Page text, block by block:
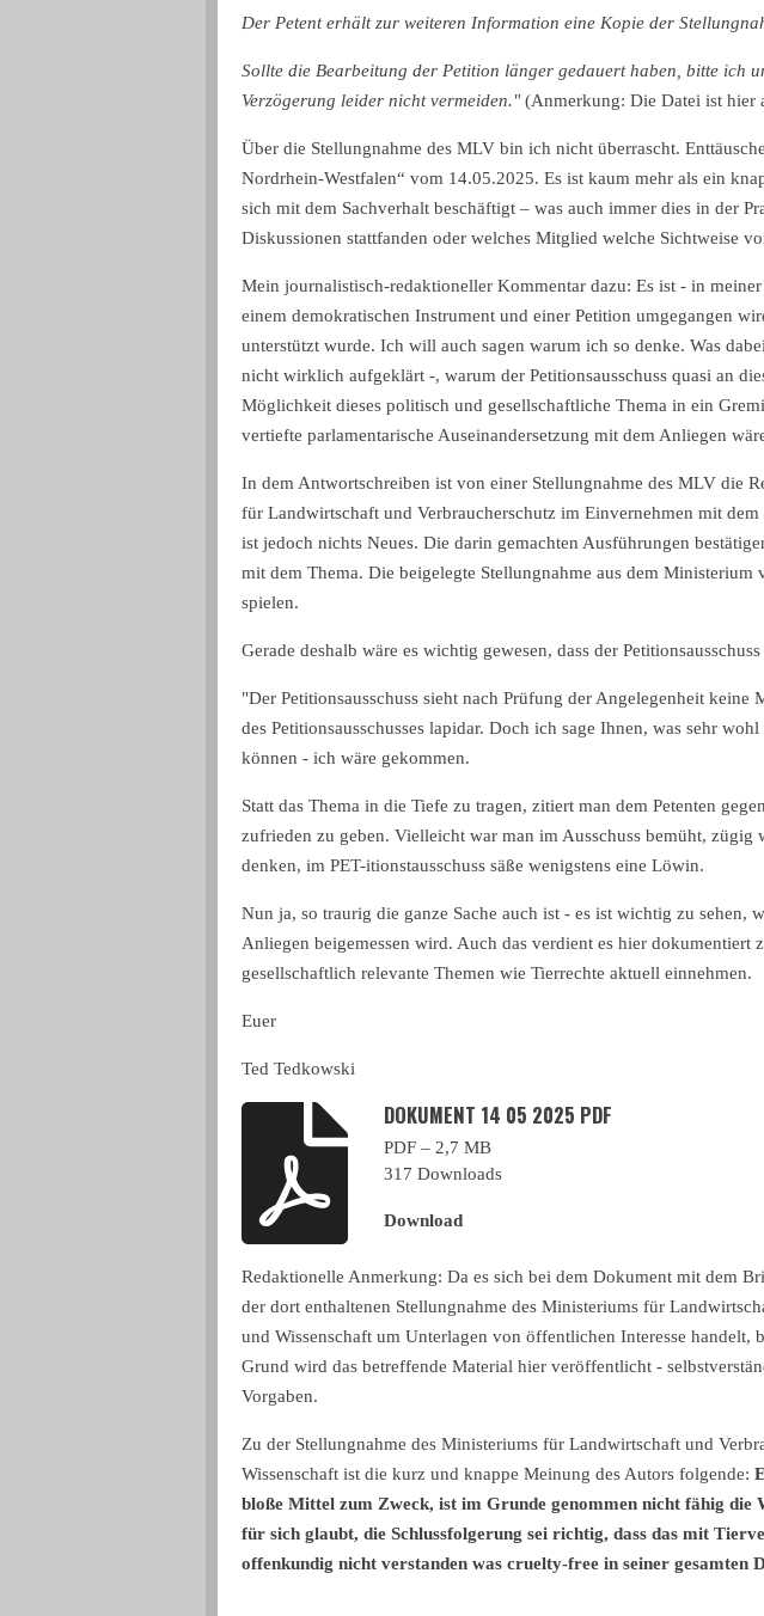
Der Petent erhält zur weiteren Information eine Kopie der
Sollte die Bearbeitung der Petition länger gedauert haben, bitte ich
Verzögerung leider nicht vermeiden."(Anmerkung: Die Datei ist hier
Über die Stellungnahme des MLV bin ich nicht überrascht.
Nordrhein-Westfalen“ vom 14.05.2025. Es ist kaum mehr als ein
sich mit dem Sachverhalt beschäftigt – was auch immer dies in der
Diskussionen stattfanden oder welches Mitglied welche Sichtweise
Mein journalistisch-redaktioneller Kommentar dazu: Es ist - in
einem demokratischen Instrument und einer Petition umgegangen
unterstützt wurde. Ich will auch sagen warum ich so denke. Was
nicht wirklich aufgeklärt -, warum der Petitionsausschuss quasi an
Möglichkeit dieses politisch und gesellschaftliche Thema in ein
vertiefte parlamentarische Auseinandersetzung mit dem Anliegen
In dem Antwortschreiben ist von einer Stellungnahme des MLV die
für Landwirtschaft und Verbraucherschutz im Einvernehmen mit
ist jedoch nichts Neues. Die darin gemachten Ausführungen
mit dem Thema. Die beigelegte Stellungnahme aus dem
spielen.
Gerade deshalb wäre es wichtig gewesen, dass der
"Der Petitionsausschuss sieht nach Prüfung der Angelegenheit
des Petitionsausschusses lapidar. Doch ich sage Ihnen, was sehr
können - ich wäre gekommen.
Statt das Thema in die Tiefe zu tragen, zitiert man dem Petenten
zufrieden zu geben. Vielleicht war man im Ausschuss bemüht,
denken, im PET-itionstausschuss säße wenigstens eine Löwin.
Nun ja, so traurig die ganze Sache auch ist - es ist wichtig zu
Anliegen beigemessen wird. Auch das verdient es hier dokumentiert
gesellschaftlich relevante Themen wie Tierrechte aktuell einnehmen.
Euer
Ted Tedkowski
DOKUMENT 14 05 2025 PDF
PDF – 2,7 MB
317 Downloads
Download
Redaktionelle Anmerkung: Da es sich bei dem Dokument mit dem
der dort enthaltenen Stellungnahme des Ministeriums für
und Wissenschaft um Unterlagen von öffentlichen Interesse
Grund wird das betreffende Material hier veröffentlicht -
Vorgaben.
Zu der Stellungnahme des Ministeriums für Landwirtschaft und
Wissenschaft ist die kurz und knappe Meinung des Autors folgende:
bloße Mittel zum Zweck, ist im Grunde genommen nicht fähig die
für sich glaubt, die Schlussfolgerung sei richtig, dass das mit
offenkundig nicht verstanden was cruelty-free in seiner gesamten